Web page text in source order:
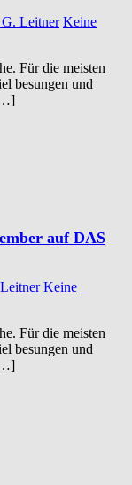
Leitner Keine
Für die meisten
besungen und
auf DAS
Keine
Für die meisten
besungen und